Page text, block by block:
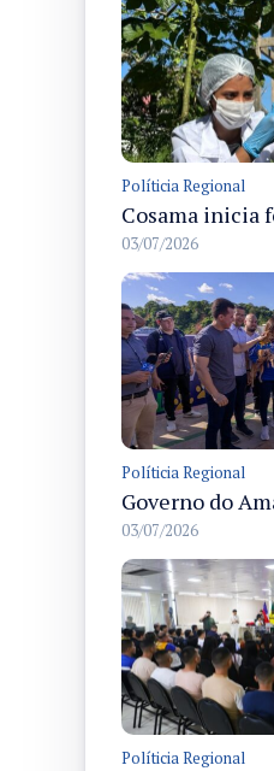
Políticia Regional
03/07/2026
Políticia Regional
03/07/2026
Políticia Regional